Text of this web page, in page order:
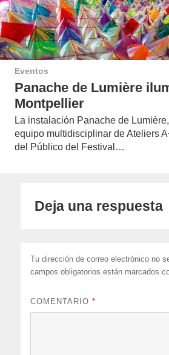
Eventos
Panache de Lumière
Montpellier
La instalación Panache de
equipo multidisciplinar de Ateliers
del Público del Festival…
Deja una respuesta
Tu dirección de correo electrónico no
campos obligatorios están marcados
COMENTARIO*